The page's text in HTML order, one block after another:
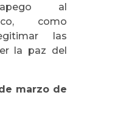
al
como
las
la paz del
marzo de